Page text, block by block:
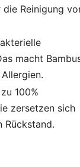
Reinigung
macht
100%
zersetzen sich
Rückstand.